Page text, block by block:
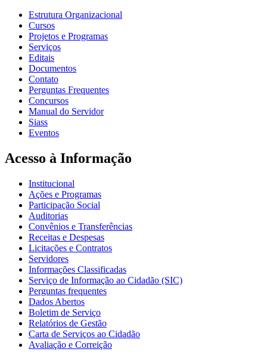
Estrutura Organizacional
Cursos
Projetos e Programas
Serviços
Editais
Documentos
Contato
Perguntas Frequentes
Concursos
Manual do Servidor
Siass
Eventos
Acesso à Informação
Institucional
Ações e Programas
Participação Social
Auditorias
Convênios e Transferências
Receitas e Despesas
Licitações e Contratos
Servidores
Informações Classificadas
Serviço de Informação ao Cidadão (SIC)
Perguntas frequentes
Dados Abertos
Boletim de Serviço
Relatórios de Gestão
Carta de Serviços ao Cidadão
Avaliação e Correição